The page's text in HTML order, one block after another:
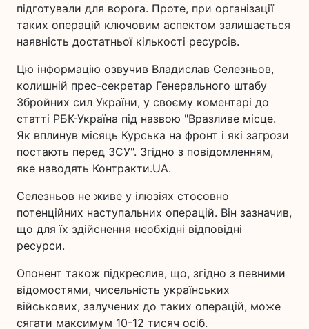
підготували для ворога. Проте, при організації
таких операцій ключовим аспектом залишається
наявність достатньої кількості ресурсів.
Цю інформацію озвучив Владислав Селезньов,
колишній прес-секретар Генерального штабу
Збройних сил України, у своєму коментарі до
статті РБК-Україна під назвою "Вразливе місце.
Як вплинув місяць Курська на фронт і які загрози
постають перед ЗСУ". Згідно з повідомленням,
яке наводять Контракти.UA.
Селезньов не живе у ілюзіях стосовно
потенційних наступальних операцій. Він зазначив,
що для їх здійснення необхідні відповідні
ресурси.
Опонент також підкреслив, що, згідно з певними
відомостями, чисельність українських
військових, залучених до таких операцій, може
сягати максимум 10-12 тисяч осіб.